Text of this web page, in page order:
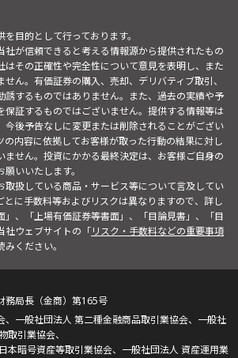
目的として行っております。
社が信頼できると考える情報源から提供されたもの
はその正確性や完全性について意見を表明し、また
ん。有価証券の購入、売却、デリバティブ取引、
誘するものではありません。また、過去の実績や予
保証するものではございません。提供する情報等は
今後予告なしに変更または削除されることがござい
の内容に依拠してお客様が取った行動の結果に対し
ません。投資にかかる最終決定は、お客様ご自身の
いいたします。
取扱している商品・サービス等について言及してい
とに手数料等およびリスクは異なりますので、詳し
」、「上場有価証券等書面」、「目論見書」、「目
社ウェブサイトの「リスク・手数料などの重要事項
みください。
局長（金商）第165号
、一般社団法人 第二種金融商品取引業協会、一般社
取引業協会、
本暗号資産等取引業協会、一般社団法人 資産運用業